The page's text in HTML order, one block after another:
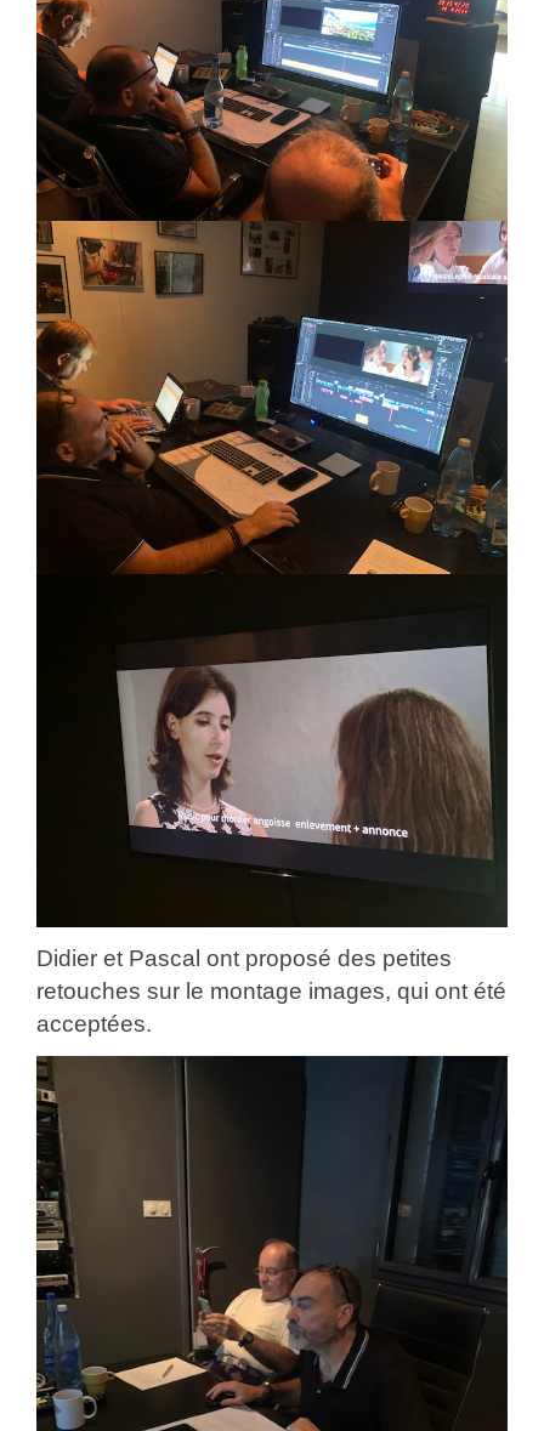
Didier et Pascal ont proposé des petites
retouches sur le montage images, qui ont été
acceptées.